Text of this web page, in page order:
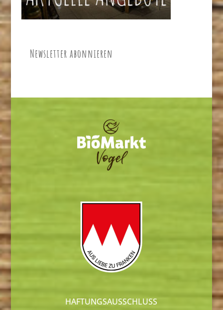
Newsletter abonnieren
HAFTUNGSAUSSCHLUSS